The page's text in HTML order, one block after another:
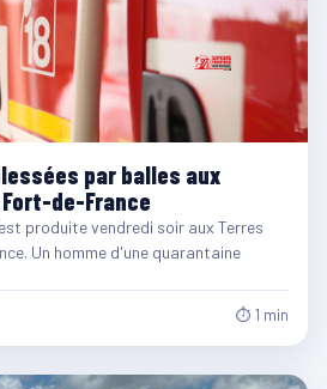
par balles aux
de-France
produite vendredi soir aux Terres
Un homme d'une quarantaine
⏱ 1 min